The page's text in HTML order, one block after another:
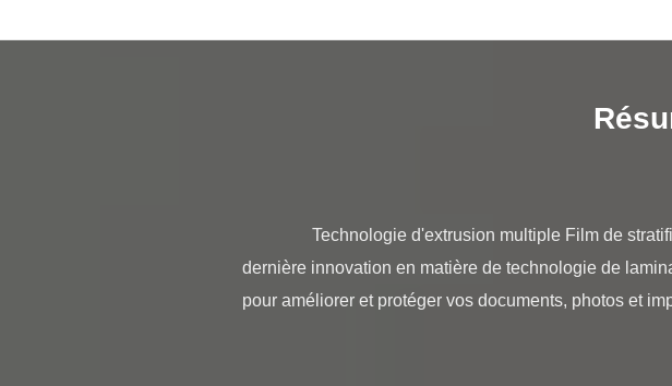
dernière innovation en matière de technologie de
pour améliorer et protéger vos documents, photos et